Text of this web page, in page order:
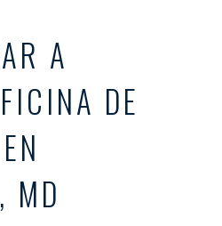
A
DE
MD